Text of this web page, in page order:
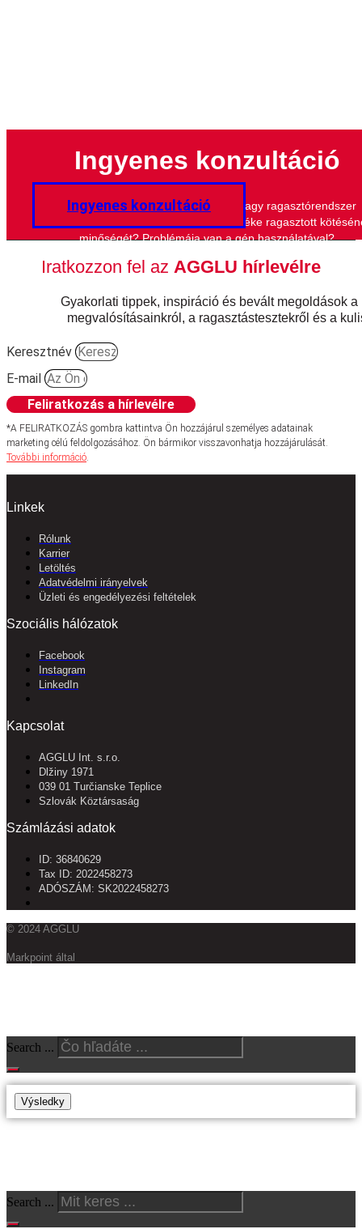
Ingyenes konzultáció
Tanácsra van szüksége a ragasztó vagy ragasztórendszer
kiválasztásához? Szeretné javítani terméke ragasztott
minőségét? Problémája van a gép használatával?
Ingyenes konzultáció
Iratkozzon fel az AGGLU hírlevélre
Gyakorlati tippek, inspiráció és bevált megoldások
megvalósításainkról, a ragasztástesztekről és a
Keresztnév
E-mail
Feliratkozás a hírlevélre
*A FELIRATKOZÁS gombra kattintva Ön hozzájárul személyes adatainak
marketing célú feldolgozásához. Ön bármikor visszavonhatja hozzájárulását.
További információ.
Linkek
Rólunk
Karrier
Letöltés
Adatvédelmi irányelvek
Üzleti és engedélyezési feltételek
Szociális hálózatok
Facebook
Instagram
LinkedIn
Kapcsolat
AGGLU Int. s.r.o.
Dlžiny 1971
039 01 Turčianske Teplice
Szlovák Köztársaság
Számlázási adatok
ID: 36840629
Tax ID: 2022458273
ADÓSZÁM: SK2022458273
© 2024 AGGLU
Markpoint által
Search ...
Výsledky
Search ...